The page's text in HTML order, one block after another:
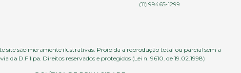
(11) 99465-1299
site são meramente ilustrativas. Proibida a reprodução total ou parcial sem a
da D.Filipa. Direitos reservados e protegidos (Lei n. 9610, de 19.02.1998)